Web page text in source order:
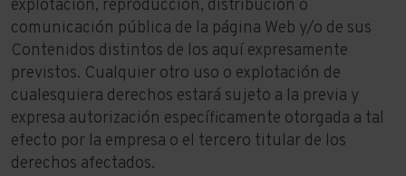
explotación, reproducción, distribución o
comunicación pública de la página Web y/o de sus
Contenidos distintos de los aquí expresamente
previstos. Cualquier otro uso o explotación de
cualesquiera derechos estará sujeto a la previa y
expresa autorización específicamente otorgada a tal
efecto por la empresa o el tercero titular de los
derechos afectados.